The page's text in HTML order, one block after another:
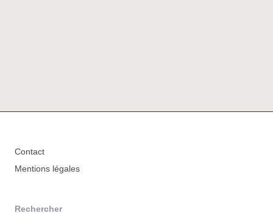
Contact
Mentions légales
Rechercher